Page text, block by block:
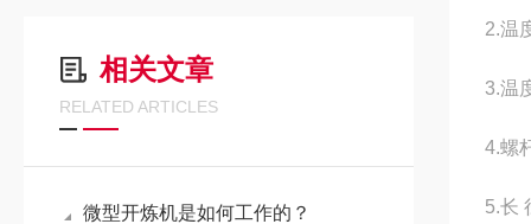
相关文章
RELATED ARTICLES
微型开炼机是如何工作的？
2.温
3.温
4.螺
5.长